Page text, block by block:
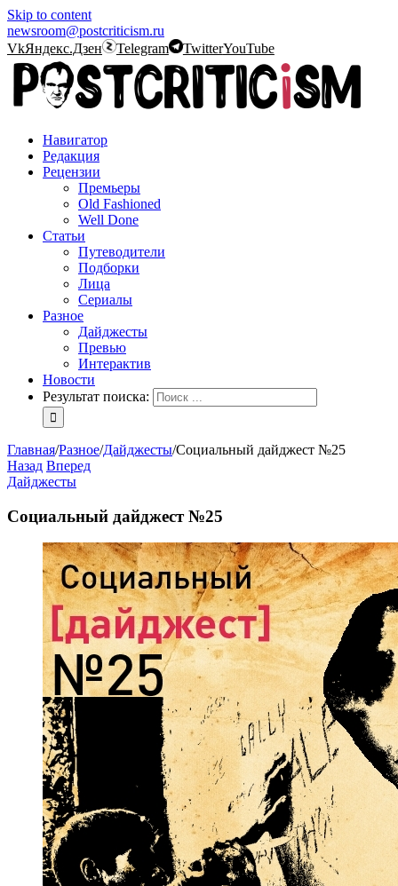
Skip to content
newsroom@postcriticism.ru
VkЯндекс.Дзен Telegram TwitterYouTube
Навигатор
Редакция
Рецензии
Премьеры
Old Fashioned
Well Done
Статьи
Путеводители
Подборки
Лица
Сериалы
Разное
Дайджесты
Превью
Интерактив
Новости
Результат поиска:
Главная/Разное/Дайджесты/Социальный дайджест №25
Назад Вперед
Дайджесты
Социальный дайджест №25